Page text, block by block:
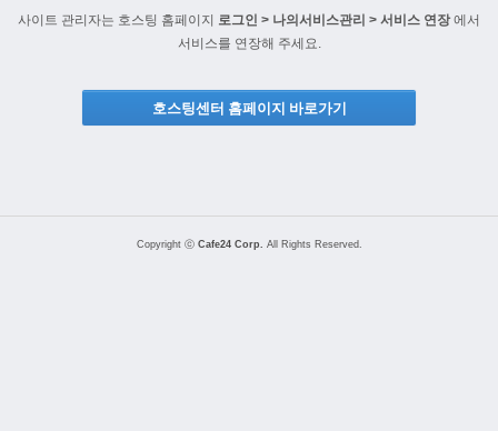
사이트 관리자는 호스팅 홈페이지 로그인 > 나의서비스관리 > 서비스 연장에서
서비스를 연장해 주세요.
호스팅센터 홈페이지 바로가기
Copyright ⓒ Cafe24 Corp. All Rights Reserved.